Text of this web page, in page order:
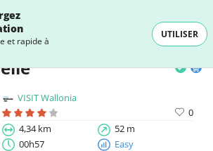
et rapide à
UTILISER
VISIT Wallonia
0
4,34 km
52 m
00h57
Easy